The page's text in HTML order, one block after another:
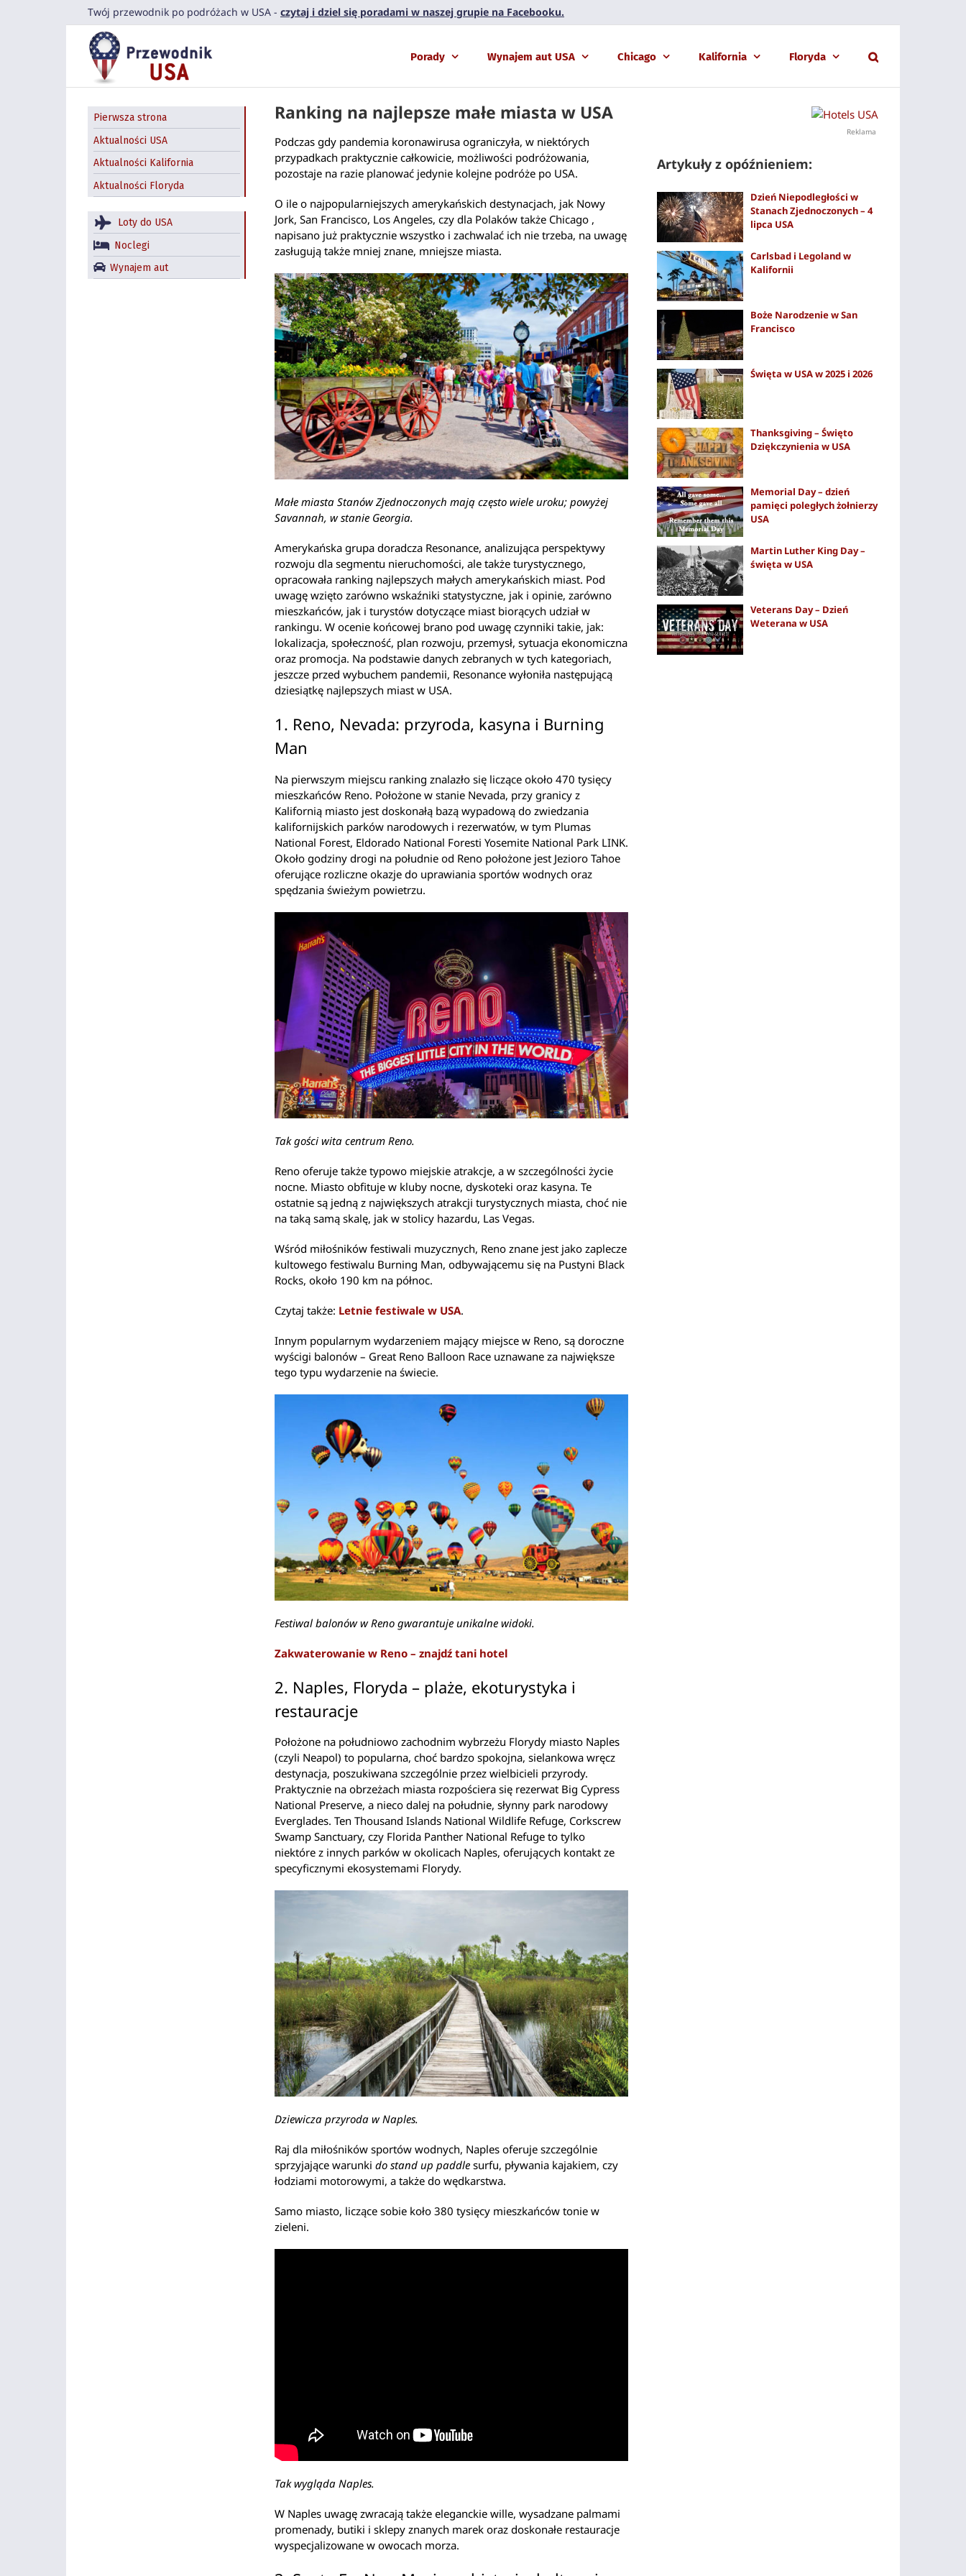
Twój przewodnik po podróżach w USA - czytaj i dziel się poradami w naszej grupie na Facebooku.
Porady Wynajem aut USA Chicago Kalifornia Floryda
Ranking na najlepsze małe miasta w USA
Podczas gdy pandemia koronawirusa ograniczyła, w niektórych
przypadkach praktycznie całkowicie, możliwości podróżowania,
pozostaje na razie planować jedynie kolejne podróże po USA.
O ile o najpopularniejszych amerykańskich destynacjach, jak Nowy
Jork, San Francisco, Los Angeles, czy dla Polaków także Chicago ,
napisano już praktycznie wszystko i zachwalać ich nie trzeba, na uwagę
zasługują także mniej znane, mniejsze miasta.
Małe miasta Stanów Zjednoczonych mają często wiele uroku; powyżej
Savannah, w stanie Georgia.
Amerykańska grupa doradcza Resonance, analizująca perspektywy
rozwoju dla segmentu nieruchomości, ale także turystycznego,
opracowała ranking najlepszych małych amerykańskich miast. Pod
uwagę wzięto zarówno wskaźniki statystyczne, jak i opinie, zarówno
mieszkańców, jak i turystów dotyczące miast biorących udział w
rankingu. W ocenie końcowej brano pod uwagę czynniki takie, jak:
lokalizacja, społeczność, plan rozwoju, przemysł, sytuacja ekonomiczna
oraz promocja. Na podstawie danych zebranych w tych kategoriach,
jeszcze przed wybuchem pandemii, Resonance wyłoniła następującą
dziesiątkę najlepszych miast w USA.
1. Reno, Nevada: przyroda, kasyna i Burning
Man
Na pierwszym miejscu ranking znalazło się liczące około 470 tysięcy
mieszkańców Reno. Położone w stanie Nevada, przy granicy z
Kalifornią miasto jest doskonałą bazą wypadową do zwiedzania
kalifornijskich parków narodowych i rezerwatów, w tym Plumas
National Forest, Eldorado National Foresti Yosemite National Park LINK.
Około godziny drogi na południe od Reno położone jest Jezioro Tahoe
oferujące rozliczne okazje do uprawiania sportów wodnych oraz
spędzania świeżym powietrzu.
Tak gości wita centrum Reno.
Reno oferuje także typowo miejskie atrakcje, a w szczególności życie
nocne. Miasto obfituje w kluby nocne, dyskoteki oraz kasyna. Te
ostatnie są jedną z największych atrakcji turystycznych miasta, choć nie
na taką samą skalę, jak w stolicy hazardu, Las Vegas.
Wśród miłośników festiwali muzycznych, Reno znane jest jako zaplecze
kultowego festiwalu Burning Man, odbywającemu się na Pustyni Black
Rocks, około 190 km na północ.
Czytaj także: Letnie festiwale w USA.
Innym popularnym wydarzeniem mający miejsce w Reno, są doroczne
wyścigi balonów – Great Reno Balloon Race uznawane za największe
tego typu wydarzenie na świecie.
Festiwal balonów w Reno gwarantuje unikalne widoki.
Zakwaterowanie w Reno – znajdź tani hotel
2. Naples, Floryda – plaże, ekoturystyka i
restauracje
Położone na południowo zachodnim wybrzeżu Florydy miasto Naples
(czyli Neapol) to popularna, choć bardzo spokojna, sielankowa wręcz
destynacja, poszukiwana szczególnie przez wielbicieli przyrody.
Praktycznie na obrzeżach miasta rozpościera się rezerwat Big Cypress
National Preserve, a nieco dalej na południe, słynny park narodowy
Everglades. Ten Thousand Islands National Wildlife Refuge, Corkscrew
Swamp Sanctuary, czy Florida Panther National Refuge to tylko
niektóre z innych parków w okolicach Naples, oferujących kontakt ze
specyficznymi ekosystemami Florydy.
Dziewicza przyroda w Naples.
Raj dla miłośników sportów wodnych, Naples oferuje szczególnie
sprzyjające warunki do stand up paddle surfu, pływania kajakiem, czy
łodziami motorowymi, a także do wędkarstwa.
Samo miasto, liczące sobie koło 380 tysięcy mieszkańców tonie w
zieleni.
Tak wygląda Naples.
W Naples uwagę zwracają także eleganckie wille, wysadzane palmami
promenady, butiki i sklepy znanych marek oraz doskonałe restauracje
wyspecjalizowane w owocach morza.
Pierwsza strona
Aktualności USA
Aktualności Kalifornia
Aktualności Floryda
Loty do USA
Noclegi
Wynajem aut
Reklama
Artykuły z opóźnieniem:
Dzień Niepodległości w
Stanach Zjednoczonych – 4
lipca USA
Carlsbad i Legoland w
Kalifornii
Boże Narodzenie w San
Francisco
Święta w USA w 2025 i 2026
Thanksgiving – Święto
Dziękczynienia w USA
Memorial Day – dzień
pamięci poległych żołnierzy
USA
Martin Luther King Day –
święta w USA
Veterans Day – Dzień
Weterana w USA